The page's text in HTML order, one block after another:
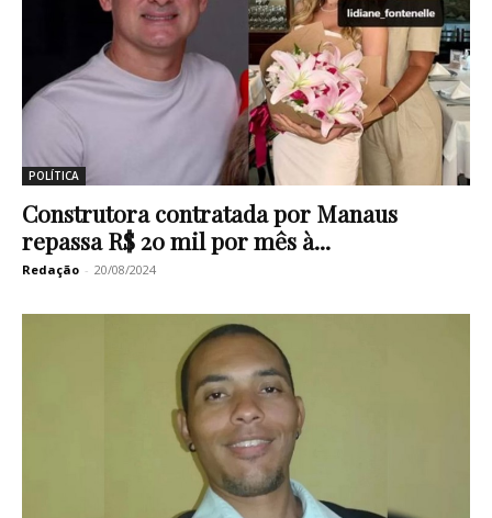
POLÍTICA
Construtora contratada por Manaus
repassa R$ 20 mil por mês à...
Redação - 20/08/2024